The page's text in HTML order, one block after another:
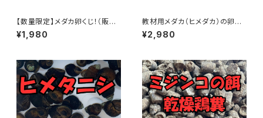
【数量限定】メダカ卵くじ！（販売
されてないレア種も？）
¥1,980
教材用メダカ（ヒメダカ）の卵
30個＋α【理科の実験用】
¥2,980